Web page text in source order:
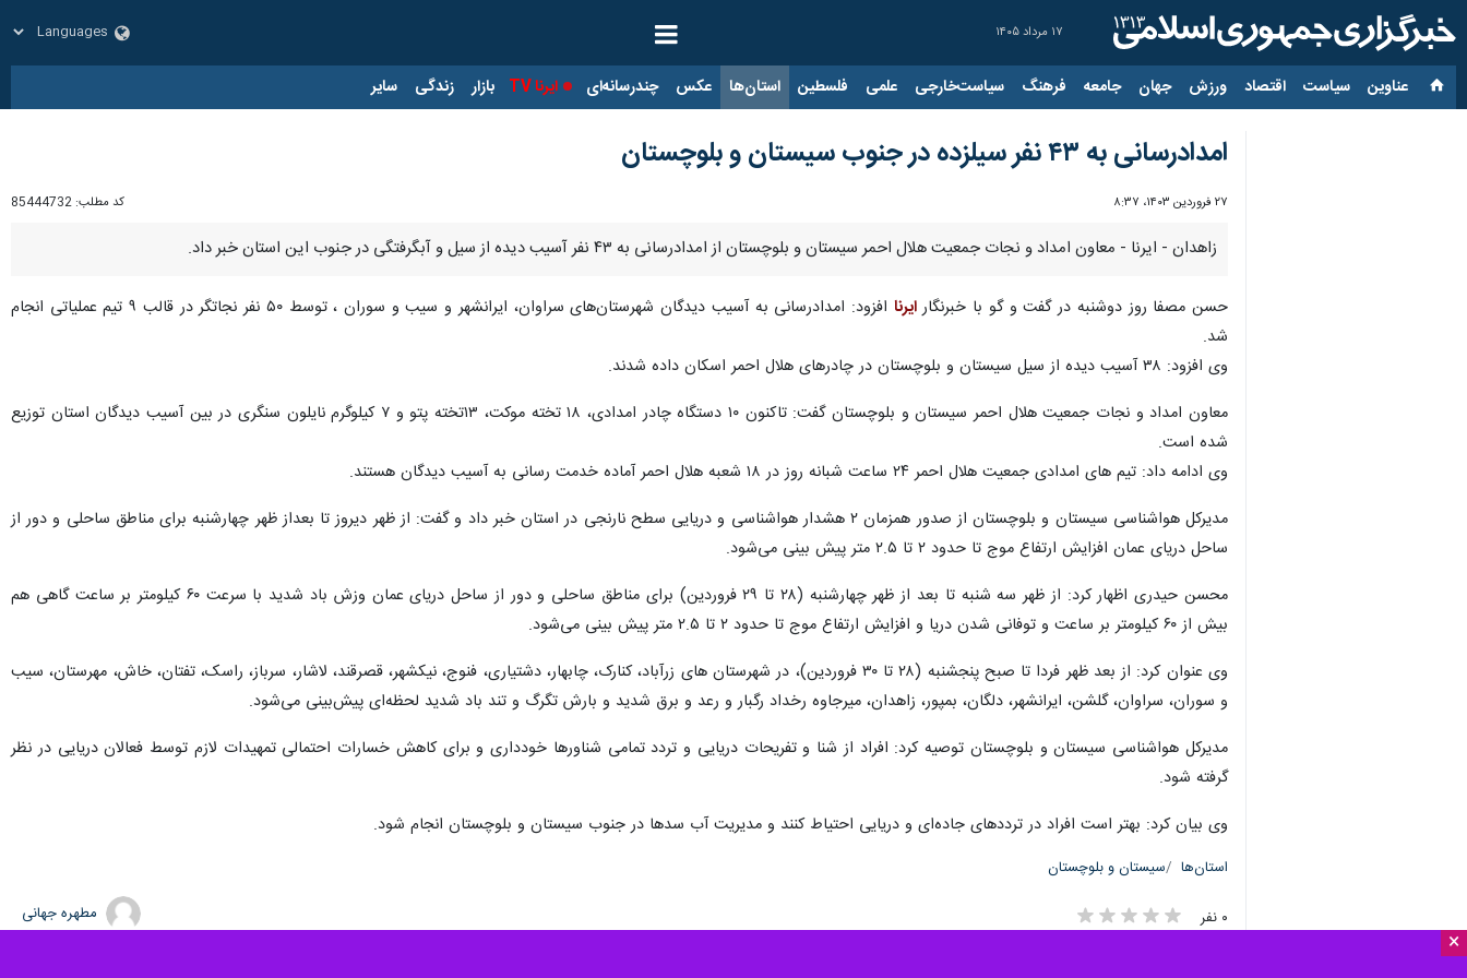
۱۷ مرداد ۱۴۰۵
عناوین‌ سیاست اقتصاد ورزش جهان جامعه فرهنگ سیاست‌خارجی علمی فلسطین استان‌ها عکس چندرسانه‌ای ایرنا TV بازار زندگی سایر
×
امدادرسانی به ۴۳ نفر سیلزده در جنوب سیستان و بلوچستان
۲۷ فروردین ۱۴۰۳، ۸:۳۷ کد مطلب: 85444732
زاهدان - ایرنا - معاون امداد و نجات جمعیت هلال احمر سیستان و بلوچستان از امدادرسانی به ۴۳ نفر آسیب دیده از سیل و آبگرفتگی در جنوب این استان خبر داد.
حسن مصفا روز دوشنبه در گفت و گو با خبرنگارایرنا
افزود: امدادرسانی به آسیب دیدگان شهرستان‌های سراوان، ایرانشهر و سیب و سوران ، توسط ۵۰ نفر نجاتگر در قالب ۹ تیم عملیاتی انجام
شد.
وی افزود: ۳۸ آسیب دیده از سیل سیستان و بلوچستان در چادرهای هلال احمر اسکان داده شدند.
معاون امداد و نجات جمعیت هلال احمر سیستان و بلوچستان گفت: تاکنون ۱۰ دستگاه چادر امدادی، ۱۸ تخته موکت، ۱۳تخته پتو و ۷ کیلوگرم نایلون سنگری در بین آسیب دیدگان استان توزیع
شده است.
وی ادامه داد: تیم های امدادی جمعیت هلال احمر ۲۴ ساعت شبانه روز در ۱۸ شعبه هلال احمر آماده خدمت رسانی به آسیب دیدگان هستند.
مدیرکل هواشناسی سیستان و بلوچستان از صدور همزمان ۲ هشدار هواشناسی و دریایی سطح نارنجی در استان خبر داد و گفت: از ظهر دیروز تا بعداز ظهر چهارشنبه برای مناطق ساحلی و دور از
ساحل دریای عمان افزایش ارتفاع موج تا حدود ۲ تا ۲.۵ متر پیش بینی می‌شود.
محسن حیدری اظهار کرد: از ظهر سه شنبه تا بعد از ظهر چهارشنبه (۲۸ تا ۲۹ فروردین) برای مناطق ساحلی و دور از ساحل دریای عمان وزش باد شدید با سرعت ۶۰ کیلومتر بر ساعت گاهی هم
بیش از ۶۰ کیلومتر بر ساعت و توفانی شدن دریا و افزایش ارتفاع موج تا حدود ۲ تا ۲.۵ متر پیش بینی می‌شود.
وی عنوان کرد: از بعد ظهر فردا تا صبح پنجشنبه (۲۸ تا ۳۰ فروردین)، در شهرستان های زرآباد، کنارک، چابهار، دشتیاری، فنوج، نیکشهر، قصرقند، لاشار، سرباز، راسک، تفتان، خاش، مهرستان، سیب
و سوران، سراوان، گلشن، ایرانشهر، دلگان، بمپور، زاهدان، میرجاوه رخداد رگبار و رعد و برق شدید و بارش تگرگ و تند باد شدید لحظه‌ای پیش‌بینی می‌شود.
مدیرکل هواشناسی سیستان و بلوچستان توصیه کرد: افراد از شنا و تفریحات دریایی و تردد تمامی شناورها خودداری و برای کاهش خسارات احتمالی تمهیدات لازم توسط فعالان دریایی در نظر
گرفته شود.
وی بیان کرد: بهتر است افراد در ترددهای جاده‌ای و دریایی احتیاط کنند و مدیریت آب سدها در جنوب سیستان و بلوچستان انجام شود.
استان‌ها سیستان و بلوچستان
۰ نفر مطهره جهانی